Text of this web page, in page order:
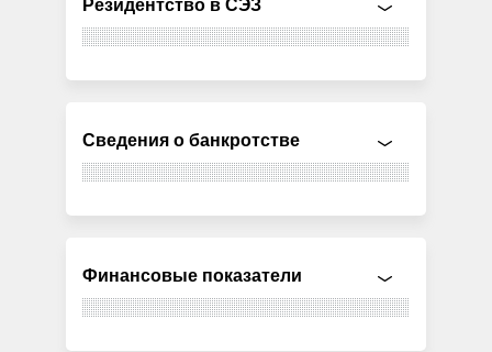
Резидентство в СЭЗ
Сведения о банкротстве
Финансовые показатели